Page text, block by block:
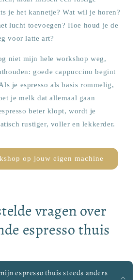
je het kannetje? Wat wil je horen?
lucht toevoegen? Hoe houd je de
voor latte art?
niet mijn hele workshop weg,
goede cappuccino begint
je espresso als basis rommelig,
je melk dat allemaal gaan
beter klopt, wordt je
rustiger, voller en lekkerder.
op jouw eigen machine
vragen over
espresso thuis
espresso thuis steeds anders